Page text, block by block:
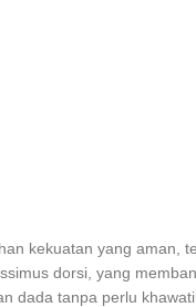
kekuatan yang aman,
dorsi, yang
dada tanpa perlu